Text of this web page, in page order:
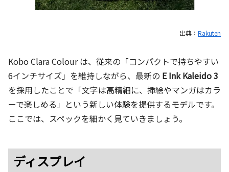
出典： Rakuten
Kobo Clara Colour は、従来の「コンパクトで持ちやすい
6インチサイズ」を維持しながら、最新の E Ink Kaleido 3
を採用したことで「文字は高精細に、挿絵やマンガはカラ
ーで楽しめる」という新しい体験を提供するモデルです。
ここでは、スペックを細かく見ていきましょう。
ディスプレイ